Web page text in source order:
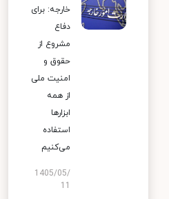
خارجه: برای
دفاع
مشروع از
حقوق و
امنیت ملی
از همه
ابزارها
استفاده
می‌کنیم
1405/05/